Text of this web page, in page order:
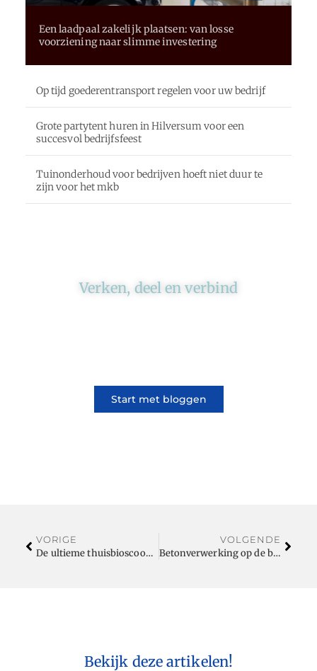
Een laadpaal zakelijk plaatsen: van losse
voorziening naar slimme investering
Op tijd goederentransport regelen voor uw bedrijf
Grote partytent huren in Hilversum voor een
succesvol bedrijfsfeest
Tuinonderhoud voor bedrijven hoeft niet duur te
zijn voor het mkb
Verken, deel en verbind
Start met bloggen
VORIGE
De ultieme thuisbioscoop: zo maak je hem compleet
VOLGENDE
Betonverwerking op de bouwplaats: innovaties en technieken
Bekijk deze artikelen!